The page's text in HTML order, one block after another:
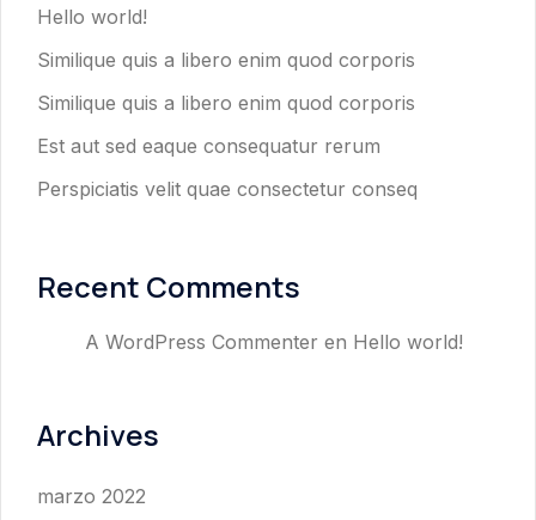
Hello world!
Similique quis a libero enim quod corporis
Similique quis a libero enim quod corporis
Est aut sed eaque consequatur rerum
Perspiciatis velit quae consectetur conseq
Recent Comments
A WordPress Commenter en Hello world!
Archives
marzo 2022